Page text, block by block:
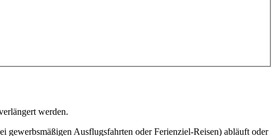
werden.
Ausflugsfahrten oder Ferienziel-Reisen) abläuft oder